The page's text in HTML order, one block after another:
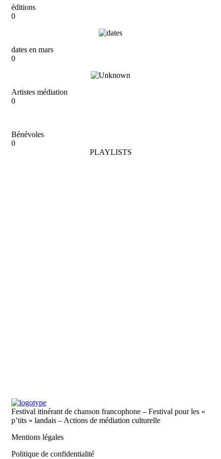
éditions
0
dates en mars
0
Artistes médiation
0
Bénévoles
0
PLAYLISTS
Festival itinérant de chanson francophone – Festival pour les «
p’tits » landais – Actions de médiation culturelle
Mentions légales
Politique de confidentialité